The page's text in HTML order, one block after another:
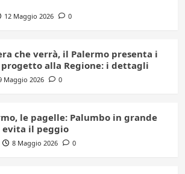
12 Maggio 2026 0
che verrà, il Palermo presenta i
alla Regione: i dettagli
Maggio 2026 0
le pagelle: Palumbo in grande
evita il peggio
8 Maggio 2026 0